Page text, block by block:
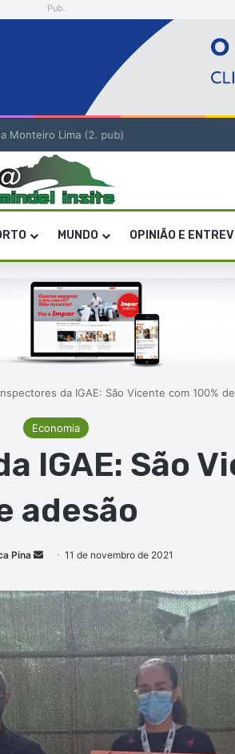
Pub.
Monteiro Lima (2. pub)
MUNDO OPINIÃO E
da IGAE: São Vicente com 100%
Economia
IGAE: São
adesão
Pina
Mande
e-
mail
11 de novembro de 2021